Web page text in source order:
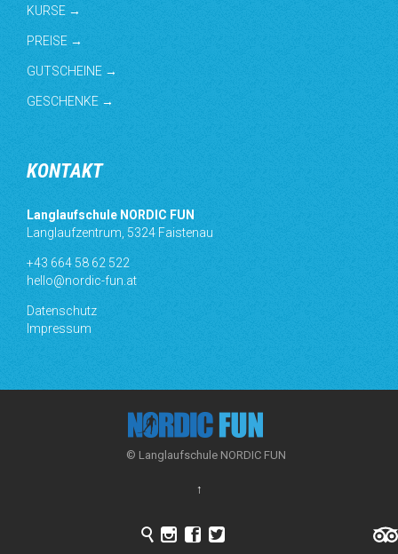
KURSE →
PREISE →
GUTSCHEINE →
GESCHENKE →
KONTAKT
Langlaufschule NORDIC FUN
Langlaufzentrum, 5324 Faistenau
+43 664 58 62 522
hello@nordic-fun.at
Datenschutz
Impressum
© Langlaufschule NORDIC FUN
↑
   